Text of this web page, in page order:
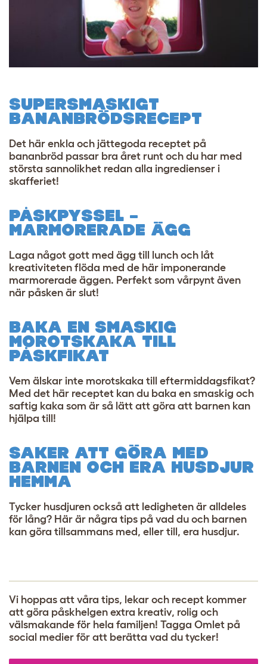
SUPERSMASKIGT
BANANBRÖDSRECEPT
Det här enkla och jättegoda receptet på
bananbröd passar bra året runt och du har med
största sannolikhet redan alla ingredienser i
skafferiet!
PÅSKPYSSEL –
MARMORERADE ÄGG
Laga något gott med ägg till lunch och låt
kreativiteten flöda med de här imponerande
marmorerade äggen. Perfekt som vårpynt även
när påsken är slut!
BAKA EN SMASKIG
MOROTSKAKA TILL
PÅSKFIKAT
Vem älskar inte morotskaka till eftermiddagsfikat?
Med det här receptet kan du baka en smaskig och
saftig kaka som är så lätt att göra att barnen kan
hjälpa till!
SAKER ATT GÖRA MED
BARNEN OCH ERA HUSDJUR
HEMMA
Tycker husdjuren också att ledigheten är alldeles
för lång? Här är några tips på vad du och barnen
kan göra tillsammans med, eller till, era husdjur.
Vi hoppas att våra tips, lekar och recept kommer
att göra påskhelgen extra kreativ, rolig och
välsmakande för hela familjen! Tagga Omlet på
social medier för att berätta vad du tycker!